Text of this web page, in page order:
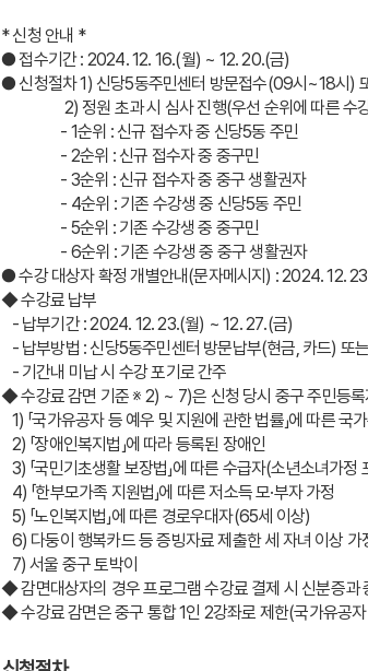
* 신청 안내 *
● 접수기간 : 2024. 12. 16.(월) ~ 12. 20.(금)
● 신청절차 1) 신당5동주민센터 방문접수(09시~18시)
2) 정원 초과 시 심사 진행(우선 순위에
                 - 1순위 : 신규 접수자 중 신당5동 주민
                 - 2순위 : 신규 접수자 중 중구민
                 - 3순위 : 신규 접수자 중 중구 생활권자
                 - 4순위 : 기존 수강생 중 신당5동 주민
                 - 5순위 : 기존 수강생 중 중구민
                 - 6순위 : 기존 수강생 중 중구 생활권자
● 수강 대상자 확정 개별안내(문자메시지) : 2024. 12.
◆ 수강료 납부
   - 납부기간 : 2024. 12. 23.(월) ~ 12. 27.(금)
- 납부방법 : 신당5동주민센터 방문납부(현금, 카드) 또
   - 기간내 미납 시 수강 포기로 간주
◆ 수강료 감면 기준 ※ 2) ~ 7)은 신청 당시 중구 주민등
1) 「국가유공자 등 예우 및 지원에 관한 법률」에 따른
   2) 「장애인복지법」에 따라 등록된 장애인
3) 「국민기초생활 보장법」에 따른 수급자(소년소녀가정
   4) 「한부모가족 지원법」에 따른 저소득 모·부자 가정
   5) 「노인복지법」에 따른 경로우대자(65세 이상)
6) 다둥이 행복카드 등 증빙자료 제출한 세 자녀 이상
   7) 서울 중구 토박이
◆ 감면대상자의 경우 프로그램 수강료 결제 시 신분증과
◆ 수강료 감면은 중구 통합 1인 2강좌로 제한(국가유공